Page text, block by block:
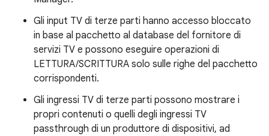
Gli input TV di terze parti hanno accesso bloccato
in base al pacchetto al database del fornitore di
servizi TV e possono eseguire operazioni di
LETTURA/SCRITTURA solo sulle righe del pacchetto
corrispondenti.
Gli ingressi TV di terze parti possono mostrare i
propri contenuti o quelli degli ingressi TV
passthrough di un produttore di dispositivi, ad